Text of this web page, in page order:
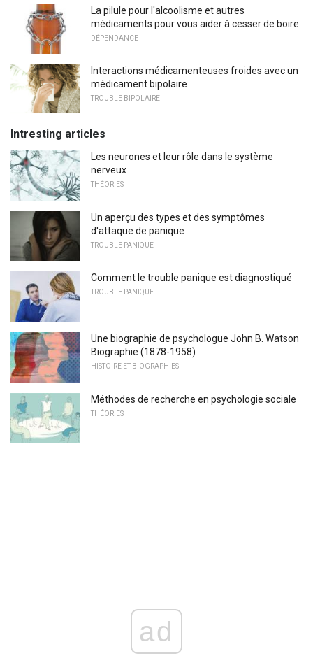
La pilule pour l'alcoolisme et autres
médicaments pour vous aider à cesser de boire
DÉPENDANCE
Interactions médicamenteuses froides avec un
médicament bipolaire
TROUBLE BIPOLAIRE
Intresting articles
Les neurones et leur rôle dans le système
nerveux
THÉORIES
Un aperçu des types et des symptômes
d'attaque de panique
TROUBLE PANIQUE
Comment le trouble panique est diagnostiqué
TROUBLE PANIQUE
Une biographie de psychologue John B. Watson
Biographie (1878-1958)
HISTOIRE ET BIOGRAPHIES
Méthodes de recherche en psychologie sociale
THÉORIES
ad